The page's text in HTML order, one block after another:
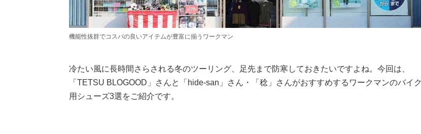
機能性抜群でコスパの良いアイテムが豊富に揃うワークマン
冷たい風に長時間さらされる冬のツーリング、足先まで防寒しておきたいですよね。今回は、
「TETSU BLOGOOD」さんと「hide-san」さん・「稔」さんがおすすめするワークマンのバイク
用シューズ3選をご紹介です。